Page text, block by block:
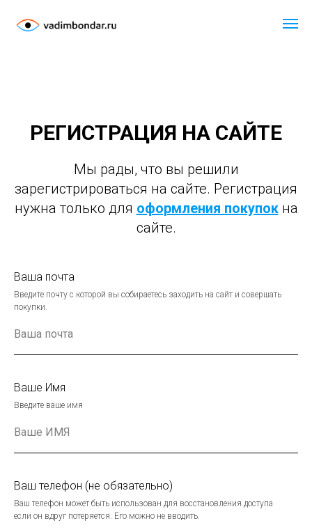
РЕГИСТРАЦИЯ НА САЙТЕ
Мы рады, что вы решили
зарегистрироваться на сайте. Регистрация
нужна только для оформления покупокна
сайте.
Ваша почта
Введите почту с которой вы собираетесь заходить на сайт и совершать
покупки.
Ваше Имя
Введите ваше имя
Ваш телефон (не обязательно)
Ваш телефон может быть использован для восстановления доступа
если он вдруг потеряется. Его можно не вводить.